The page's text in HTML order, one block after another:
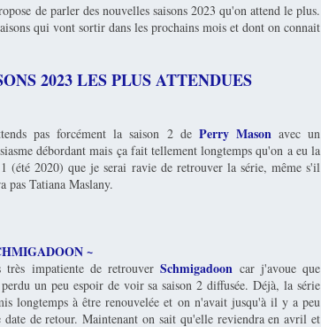
de parler des nouvelles saisons 2023 qu'on attend le plus.
qui vont sortir dans les prochains mois et dont on connait
2023 LES PLUS ATTENDUES
pas forcément la saison 2 de Perry Mason avec un
débordant mais ça fait tellement longtemps qu'on a eu la
(été 2020) que je serai ravie de retrouver la série, même s'il
pas Tatiana Maslany.
~
très impatiente de retrouverSchmigadoon car j'avoue que
un peu espoir de voir sa saison 2 diffusée. Déjà, la série
longtemps à être renouvelée et on n'avait jusqu'à il y a peu
date de retour. Maintenant on sait qu'elle reviendra en avril et